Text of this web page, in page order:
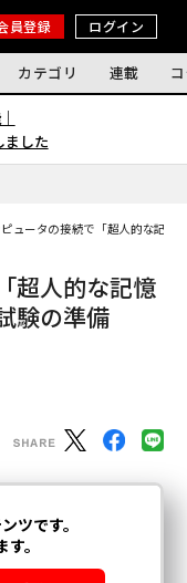
員登録 ログイン
カテゴリ 連載
ました
ュータの接続で「超人的な記
超人的な記憶
験の準備